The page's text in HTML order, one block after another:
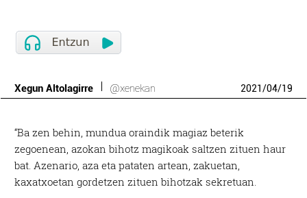
Xegun Altolagirre @xenekan 2021/04/19
“Ba zen behin, mundua oraindik magiaz beterik
zegoenean, azokan bihotz magikoak saltzen zituen haur
bat. Azenario, aza eta pataten artean, zakuetan,
kaxatxoetan gordetzen zituen bihotzak sekretuan.